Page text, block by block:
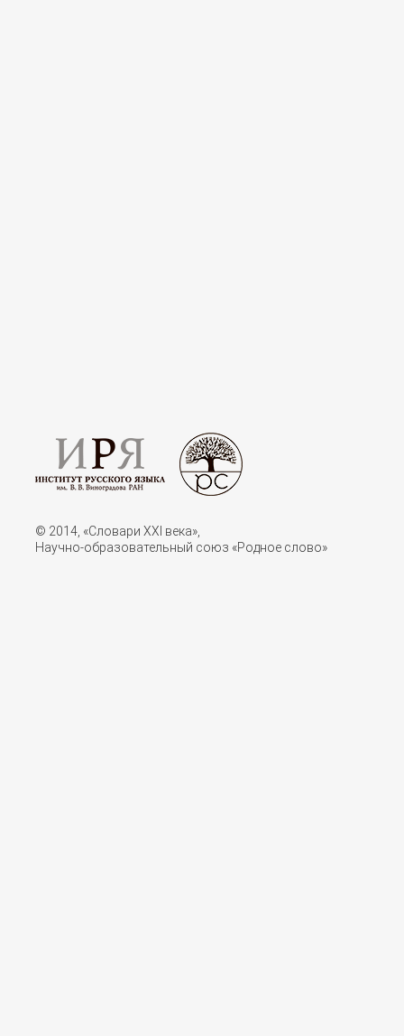
© 2014, «Словари XXI векa»,
Научно-образовательный союз «Родное слово»